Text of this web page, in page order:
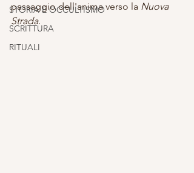
STORIA E OCCULTISMO
SCRITTURA
RITUALI
passaggio dell'anima verso la Nuova
Strada.